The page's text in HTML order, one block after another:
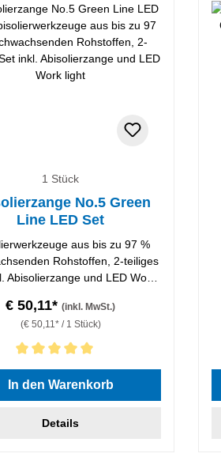
1 Stück
No.5 Green
Line LED Set
aus bis zu 97 %
Rohstoffen, 2-teiliges
Abisolierzange und LED Work
€ 50,11*(inkl. MwSt.)
(€ 50,11* / 1 Stück)
Bewertung von 5 von 5 Sternen
In den Warenkorb
Details